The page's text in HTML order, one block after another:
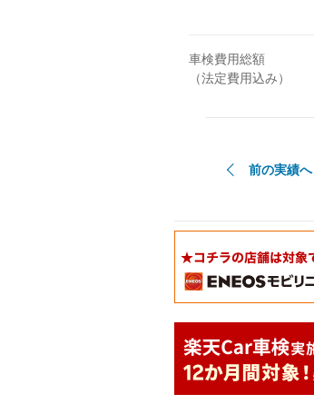
車検費用総額
（法定費用込み）
前の実績へ